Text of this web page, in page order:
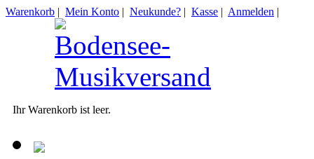
Warenkorb | Mein Konto | Neukunde? | Kasse | Anmelden |
Ihr Warenkorb ist leer.